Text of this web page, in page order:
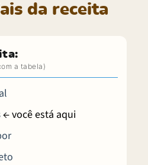
da receita
← você está aqui